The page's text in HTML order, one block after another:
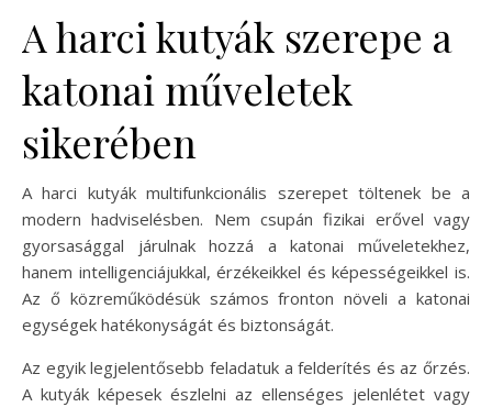
A harci kutyák szerepe a
katonai műveletek
sikerében
A harci kutyák multifunkcionális szerepet töltenek be a
modern hadviselésben. Nem csupán fizikai erővel vagy
gyorsasággal járulnak hozzá a katonai műveletekhez,
hanem intelligenciájukkal, érzékeikkel és képességeikkel is.
Az ő közreműködésük számos fronton növeli a katonai
egységek hatékonyságát és biztonságát.
Az egyik legjelentősebb feladatuk a felderítés és az őrzés.
A kutyák képesek észlelni az ellenséges jelenlétet vagy